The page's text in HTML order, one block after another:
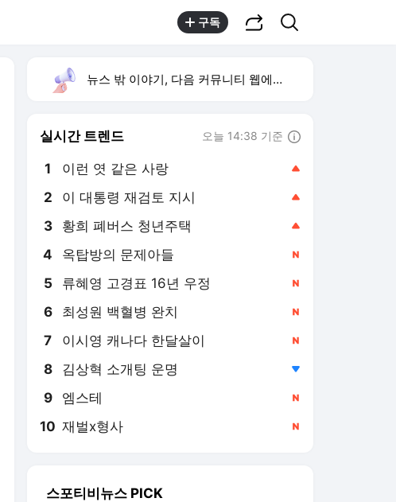
구독
뉴스 밖 이야기, 다음 커뮤니티 웹에서 보기
실시간 트렌드 오늘 14:38 기준
1 이런 엿 같은 사랑
2 이 대통령 재검토 지시
3 황희 폐버스 청년주택
4 옥탑방의 문제아들
5 류혜영 고경표 16년 우정
6 최성원 백혈병 완치
7 이시영 캐나다 한달살이
8 김상혁 소개팅 운명
9 엠스테
10 재벌x형사
스포티비뉴스 PICK